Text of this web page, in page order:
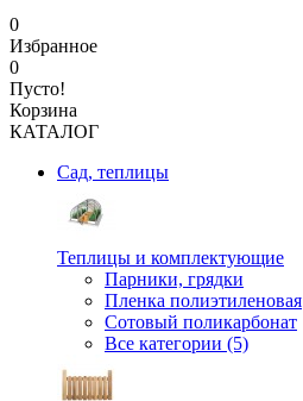
0
Избранное
0
Пусто!
Корзина
КАТАЛОГ
Сад, теплицы
Теплицы и комплектующие
Парники, грядки
Пленка полиэтиленовая
Сотовый поликарбонат
Все категории (5)